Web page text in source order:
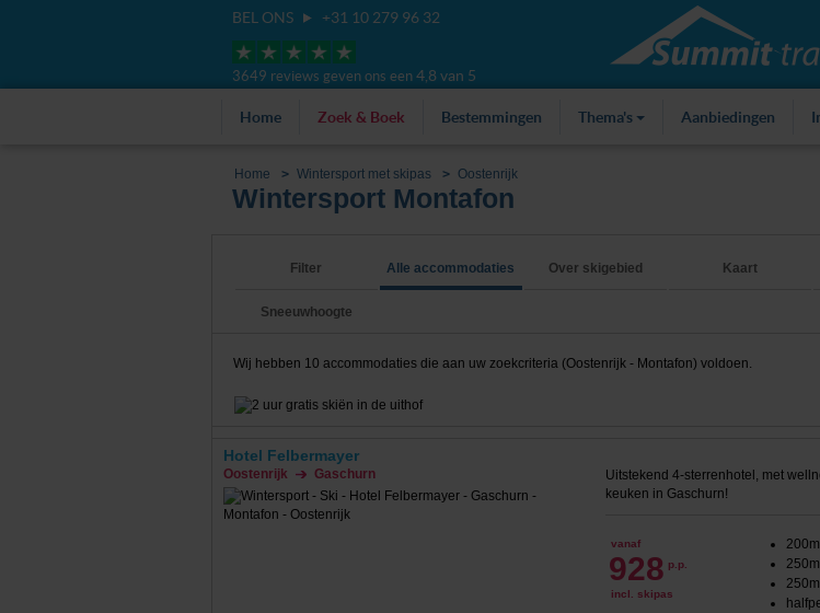
BEL ONS +31 10 279 96 32
3649 reviews geven ons een 4,8 van 5
Home Zoek & Boek Bestemmingen Thema's Aanbiedingen
Home Wintersport met skipas Oostenrijk
Wintersport Montafon
Filter Alle accommodaties Over skigebied Kaart
Sneeuwhoogte
Wij hebben 10 accommodaties die aan uw zoekcriteria (Oostenrijk - Montafon) voldoen.
Hotel Felbermayer
Oostenrijk Gaschurn
Uitstekend 4-sterrenhotel, met
keuken in Gaschurn!
vanaf
928 p.p.
incl. skipas